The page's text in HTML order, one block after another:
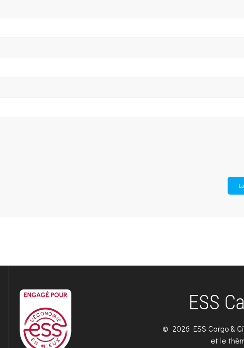
ESS
© 2026 ESS Cargo &
et le